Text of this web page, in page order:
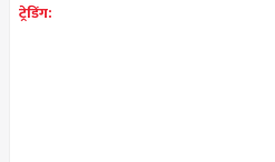
ट्रेडिंग: